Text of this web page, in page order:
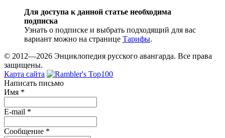
Для доступа к данной статье необходима
подписка
Узнать о подписке и выбрать подходящий для вас
вариант можно на странице Тарифы.
© 2012—2026 Энциклопедия русского авангарда. Все права
защищены.
Карта сайта
Написать письмо
Имя *
E-mail *
Сообщение *